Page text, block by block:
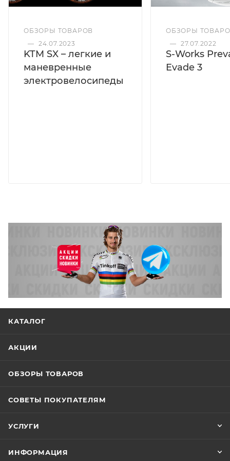
ОБЗОРЫ ТОВАРОВ
— 24.07.2023
KTM SX – легкие и
маневренные
электровелосипеды
ОБЗОРЫ
— 27.07.2022
S-Works
Evade 3
КАТАЛОГ
АКЦИИ
ОБЗОРЫ ТОВАРОВ
СОВЕТЫ ПОКУПАТЕЛЯМ
УСЛУГИ
ИНФОРМАЦИЯ